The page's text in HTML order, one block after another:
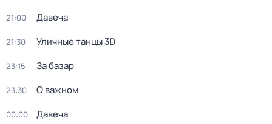
21:00 Давеча
21:30 Уличные танцы 3D
23:15 За базар
23:30 О важном
00:00 Давеча